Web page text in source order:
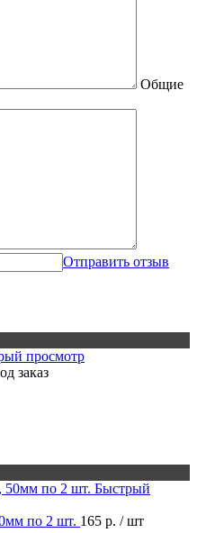
Общие
Отправить отзыв
просмотр
заказ
Быстрый
по 2 шт. 165 р. / шт